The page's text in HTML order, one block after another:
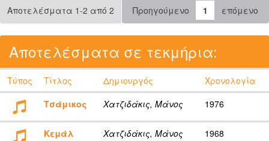
Αποτελέσματα 1-2 από 2 Προηγούμενο 1 επόμενο
Αποτελέσματα σε τεκμήρια:
Τύπος Τίτλος Δημιουργός
Χρονολογία
Τσάμικος
Χατζιδάκις, Μάνος 1976
Κεμάλ Χατζιδάκις, Μάνος 1968